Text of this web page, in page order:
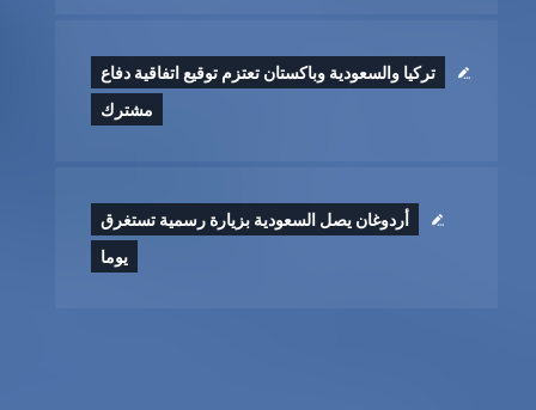
تركيا والسعودية وباكستان تعتزم توقيع اتفاقية دفاع
مشترك
أردوغان يصل السعودية بزيارة رسمية تستغرق
يوما